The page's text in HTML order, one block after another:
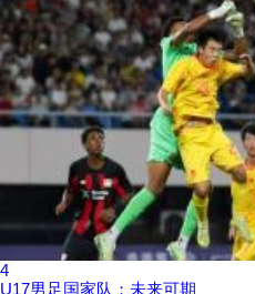
4
U17男足国家队：未来可期